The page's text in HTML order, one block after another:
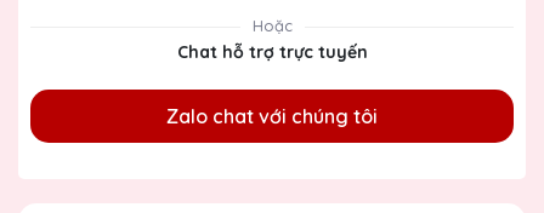
Hoặc
Chat hỗ trợ trực tuyến
Zalo chat với chúng tôi